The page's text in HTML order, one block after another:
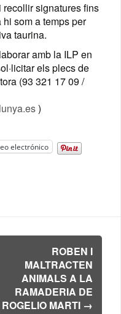
signatures fins
som a temps per
taurina.
amb la ILP en
els plecs de
(93 321 17 09 /
)
electrónico
ROBEN I
MALTRACTEN
ANIMALS A LA
RAMADERIA DE
ROGELIO MARTI →